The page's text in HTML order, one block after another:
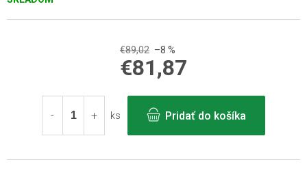
€89,02 –8 %
€81,87
cena:
ks
Pridať do košíka